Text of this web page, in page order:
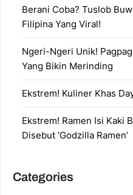
Berani Coba? Tuslob
Filipina Yang Viral!
Ngeri-Ngeri Unik!
Yang Bikin Merinding
Ekstrem! Kuliner Khas
Ekstrem! Ramen Isi Kaki
Disebut ‘Godzilla Ramen’
Categories